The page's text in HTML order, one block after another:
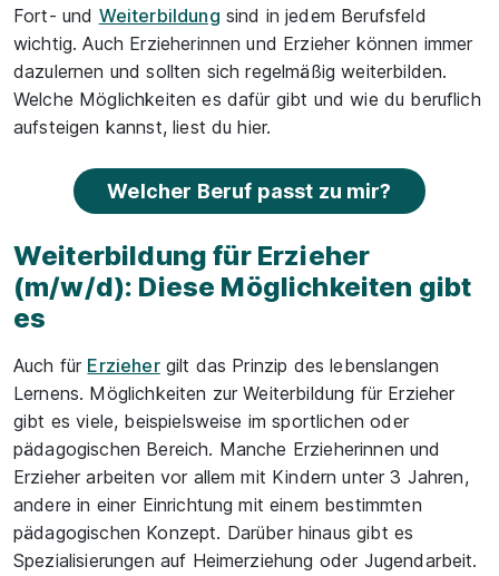
Fort- und Weiterbildung sind in jedem Berufsfeld
wichtig. Auch Erzieherinnen und Erzieher können immer
dazulernen und sollten sich regelmäßig weiterbilden.
Welche Möglichkeiten es dafür gibt und wie du beruflich
aufsteigen kannst, liest du hier.
Welcher Beruf passt zu mir?
Weiterbildung für Erzieher
(m/w/d): Diese Möglichkeiten gibt
es
Auch für Erziehergilt das Prinzip des lebenslangen
Lernens. Möglichkeiten zur Weiterbildung für Erzieher
gibt es viele, beispielsweise im sportlichen oder
pädagogischen Bereich. Manche Erzieherinnen und
Erzieher arbeiten vor allem mit Kindern unter 3 Jahren,
andere in einer Einrichtung mit einem bestimmten
pädagogischen Konzept. Darüber hinaus gibt es
Spezialisierungen auf Heimerziehung oder Jugendarbeit.